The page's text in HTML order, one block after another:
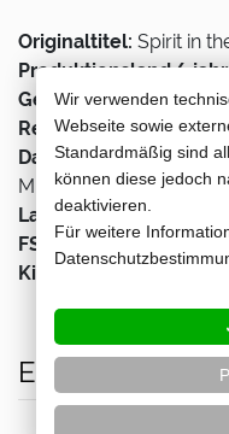
Originaltitel: Spirit in
Produktionsland/-
Genre:Horror
Regie:Carly May
Darsteller:Summer H.
Michael Wittenborn,
Lauflänge:98 min
FSK: 16
Kinostart:
Erhältlich bei
Wir verwenden
Webseite sowie
Standardmäßig sind
können diese jedoch
deaktivieren.
Für weitere